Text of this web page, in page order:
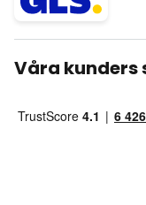
Våra kunders